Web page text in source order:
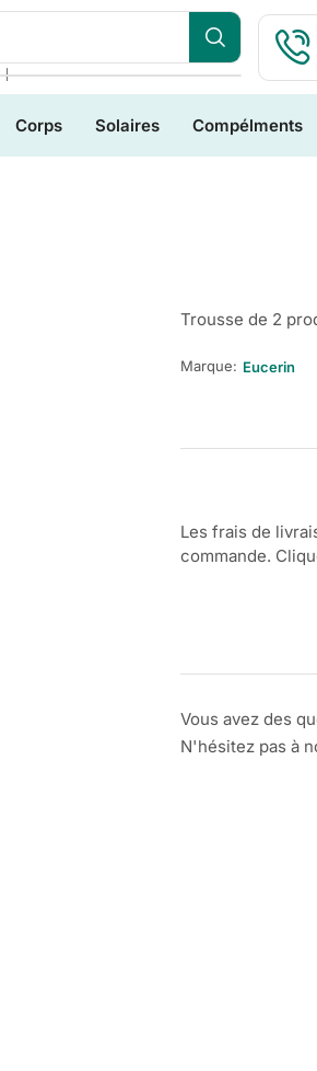
❘
Corps Solaires Compélments
Trousse de 2
Marque: Eucerin
Les frais de
commande.
Vous avez des
N'hésitez pas à